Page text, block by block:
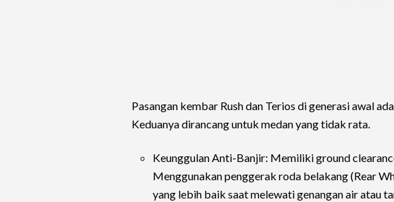
Pasangan kembar Rush dan Terios di generasi awal
Keduanya dirancang untuk medan yang tidak rata.
Keunggulan Anti-Banjir: Memiliki ground
Menggunakan penggerak roda belakang (Rear
yang lebih baik saat melewati genangan air atau